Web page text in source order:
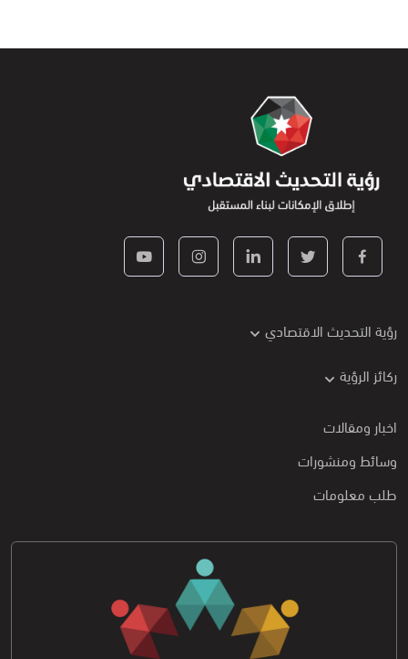
رؤية التحديث الاقتصادي
ركائز الرؤية
اخبار ومقالات
وسائط ومنشورات
طلب معلومات